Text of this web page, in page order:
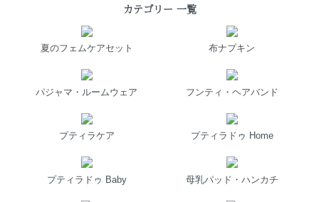
カテゴリー 一覧
夏のフェムケアセット 布ナプキン
パジャマ・ルームウェア フンティ・ヘアバンド
プティラケア プティラドゥ Home
プティラドゥ Baby 母乳パッド・ハンカチ